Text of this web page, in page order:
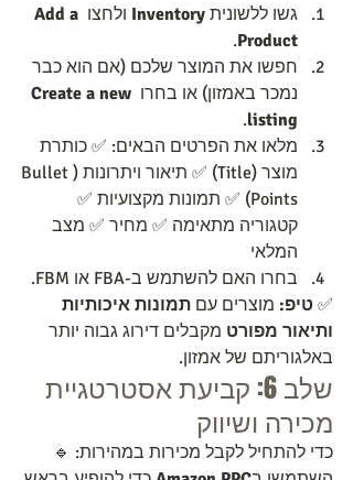
גשו ללשונית Inventory ולחצו Add a
Product
.
חפשו את המוצר שלכם (אם הוא כבר
נמכר באמזון) או בחרו Create a new
listing
.
מלאו את הפרטים הבאים: ✅ כותרת
מוצר (Title) ✅ תיאור ויתרונות (Bullet
Points) ✅ תמונות מקצועיות ✅
קטגוריה מתאימה ✅ מחיר ✅ מצב
המלאי
בחרו האם להשתמש ב-FBA או FBM.
✅ טיפ: מוצרים עם תמונות איכותיות
ותיאור מפורט מקבלים דירוג גבוה יותר
באלגוריתם של אמזון.
שלב 6: קביעת אסטרטגיית
מכירה ושיווק
כדי להתחיל לקבל מכירות במהירות: 🔹